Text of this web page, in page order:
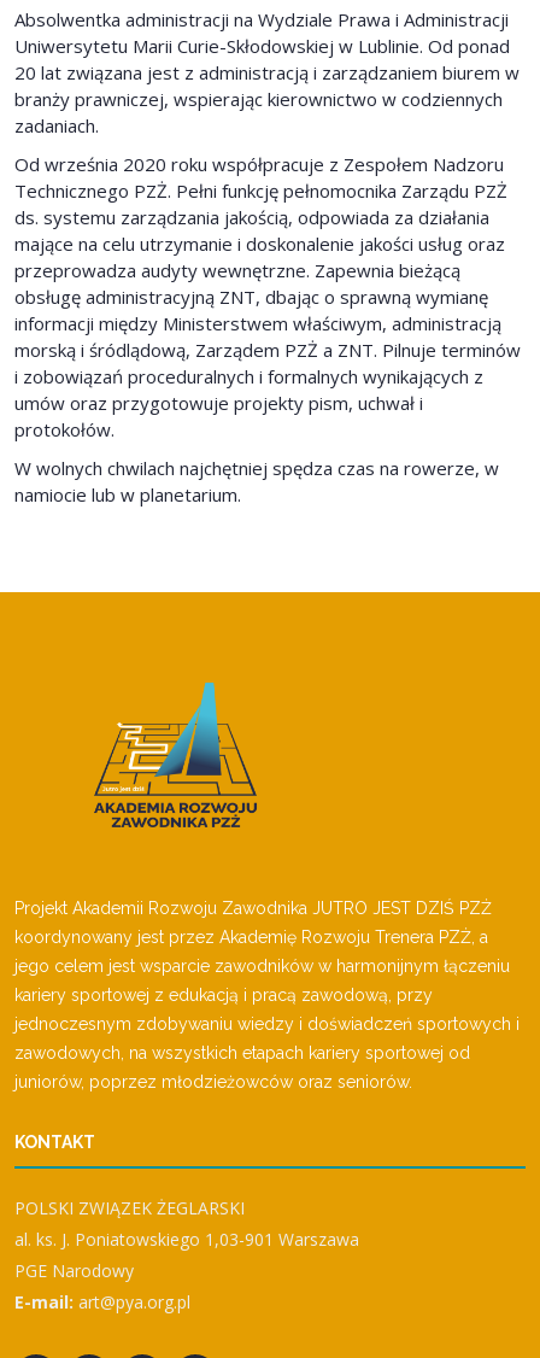
Absolwentka administracji na Wydziale Prawa i Administracji
Uniwersytetu Marii Curie-Skłodowskiej w Lublinie. Od ponad
20 lat związana jest z administracją i zarządzaniem biurem w
branży prawniczej, wspierając kierownictwo w codziennych
zadaniach.
Od września 2020 roku współpracuje z Zespołem Nadzoru
Technicznego PZŻ. Pełni funkcję pełnomocnika Zarządu PZŻ
ds. systemu zarządzania jakością, odpowiada za działania
mające na celu utrzymanie i doskonalenie jakości usług oraz
przeprowadza audyty wewnętrzne. Zapewnia bieżącą
obsługę administracyjną ZNT, dbając o sprawną wymianę
informacji między Ministerstwem właściwym, administracją
morską i śródlądową, Zarządem PZŻ a ZNT. Pilnuje terminów
i zobowiązań proceduralnych i formalnych wynikających z
umów oraz przygotowuje projekty pism, uchwał i
protokołów.
W wolnych chwilach najchętniej spędza czas na rowerze, w
namiocie lub w planetarium.
Projekt Akademii Rozwoju Zawodnika JUTRO JEST DZIŚ PZŻ
koordynowany jest przez Akademię Rozwoju Trenera PZŻ, a
jego celem jest wsparcie zawodników w harmonijnym łączeniu
kariery sportowej z edukacją i pracą zawodową, przy
jednoczesnym zdobywaniu wiedzy i doświadczeń sportowych i
zawodowych, na wszystkich etapach kariery sportowej od
juniorów, poprzez młodzieżowców oraz seniorów.
KONTAKT
POLSKI ZWIĄZEK ŻEGLARSKI
al. ks. J. Poniatowskiego 1,03-901 Warszawa
PGE Narodowy
E-mail: art@pya.org.pl